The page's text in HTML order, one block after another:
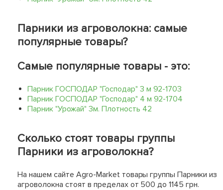
Парники из агроволокна: самые
популярные товары?
Самые популярные товары - это:
Парник ГОСПОДАР "Господар" 3 м 92-1703
Парник ГОСПОДАР "Господар" 4 м 92-1704
Парник "Урожай" 3м. Плотность 42
Сколько стоят товары группы
Парники из агроволокна?
На нашем сайте Agro-Market товары группы Парники из
агроволокна стоят в пределах от 500 до 1145 грн.